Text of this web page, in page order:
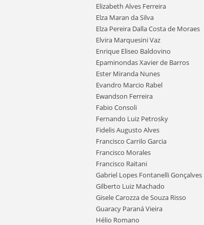
Elizabeth Alves Ferreira
Elza Maran da Silva
Elza Pereira Dalla Costa de Moraes
Elvira Marquesini Vaz
Enrique Eliseo Baldovino
Epaminondas Xavier de Barros
Ester Miranda Nunes
Evandro Marcio Rabel
Ewandson Ferreira
Fabio Consoli
Fernando Luiz Petrosky
Fidelis Augusto Alves
Francisco Carrilo Garcia
Francisco Morales
Francisco Raitani
Gabriel Lopes Fontanelli Gonçalves
Gilberto Luiz Machado
Gisele Carozza de Souza Risso
Guaracy Paraná Vieira
Hélio Romano